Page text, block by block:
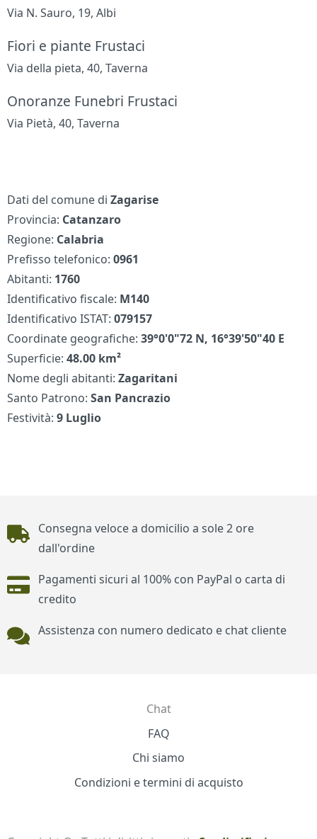
Via N. Sauro, 19, Albi
Fiori e piante Frustaci
Via della pieta, 40, Taverna
Onoranze Funebri Frustaci
Via Pietà, 40, Taverna
Dati del comune diZagarise
Provincia: Catanzaro
Regione: Calabria
Prefisso telefonico:0961
Abitanti: 1760
Identificativo fiscale: M140
Identificativo ISTAT:079157
Coordinate geografiche:39°0'0"72 N, 16°39'50"40 E
Superficie:48.00 km²
Nome degli abitanti:Zagaritani
Santo Patrono:San Pancrazio
Festività:9 Luglio
Piè di pagina
Consegna veloce a domicilio a sole 2 ore
dall'ordine
Pagamenti sicuri al 100% con PayPal o carta di
credito
Assistenza con numero dedicato e chat cliente
Chat
FAQ
Chi siamo
Condizioni e termini di acquisto